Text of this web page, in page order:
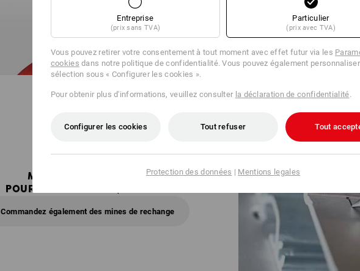
MARQUAGE PRÉCIS
POUR UNE MINE DE 2,8 MM
Commandez également des mines de rechange
Entreprise
(prix sans TVA)
Particulier
(prix avec TVA)
Vous pouvez retirer votre consentement à tout moment avec effet futur via les
cookies dans notre politique de confidentialité. Vous pouvez également
sélection sous « Configurer les cookies ».
Pour obtenir plus d'informations, veuillez consulter la déclaration de confidentialité.
Configurer les cookies Tout refuser Tout
Protection des données | Mentions legales